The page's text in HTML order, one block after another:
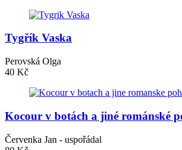
Tygřík Vaska
Perovská Olga
40 Kč
Kocour v botách a jiné románské
Červenka Jan - uspořádal